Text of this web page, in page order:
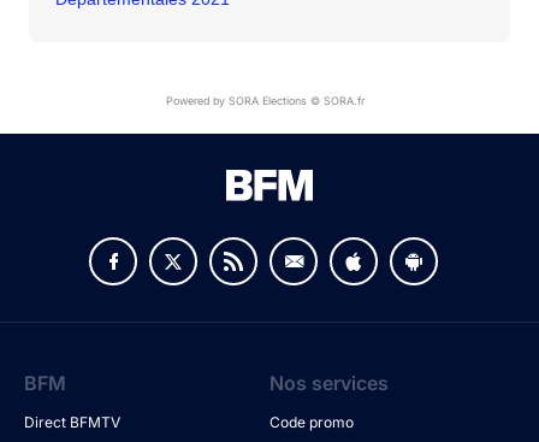
Powered by SORA Elections © SORA.fr
BFM
Direct BFMTV
Nos services
Code promo